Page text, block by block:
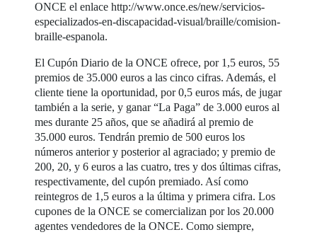
ONCE el enlace http://www.once.es/new/servicios-
especializados-en-discapacidad-visual/braille/comision-
braille-espanola.
El Cupón Diario de la ONCE ofrece, por 1,5 euros, 55
premios de 35.000 euros a las cinco cifras. Además, el
cliente tiene la oportunidad, por 0,5 euros más, de jugar
también a la serie, y ganar “La Paga” de 3.000 euros al
mes durante 25 años, que se añadirá al premio de
35.000 euros. Tendrán premio de 500 euros los
números anterior y posterior al agraciado; y premio de
200, 20, y 6 euros a las cuatro, tres y dos últimas cifras,
respectivamente, del cupón premiado. Así como
reintegros de 1,5 euros a la última y primera cifra. Los
cupones de la ONCE se comercializan por los 20.000
agentes vendedores de la ONCE. Como siempre,